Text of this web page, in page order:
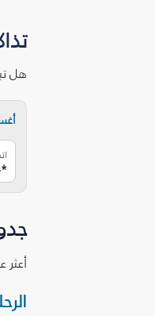
هل
*
أعثر